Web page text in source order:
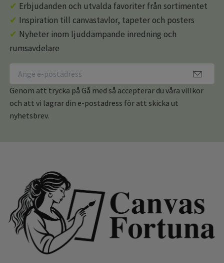
✔ Erbjudanden och utvalda favoriter från sortimentet
✔ Inspiration till canvastavlor, tapeter och posters
✔ Nyheter inom ljuddämpande inredning och
rumsavdelare
Genom att trycka på Gå med så accepterar du våra villkor
och att vi lagrar din e-postadress för att skicka ut
nyhetsbrev.